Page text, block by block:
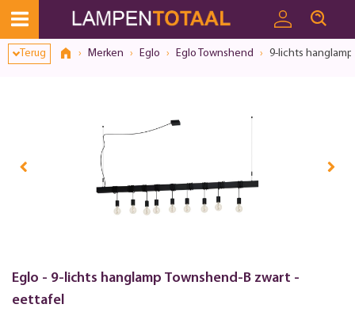
Terug Merken Eglo Eglo Townshend 9-lichts
Eglo - 9-lichts hanglamp Townshend-B zwart -
eettafel